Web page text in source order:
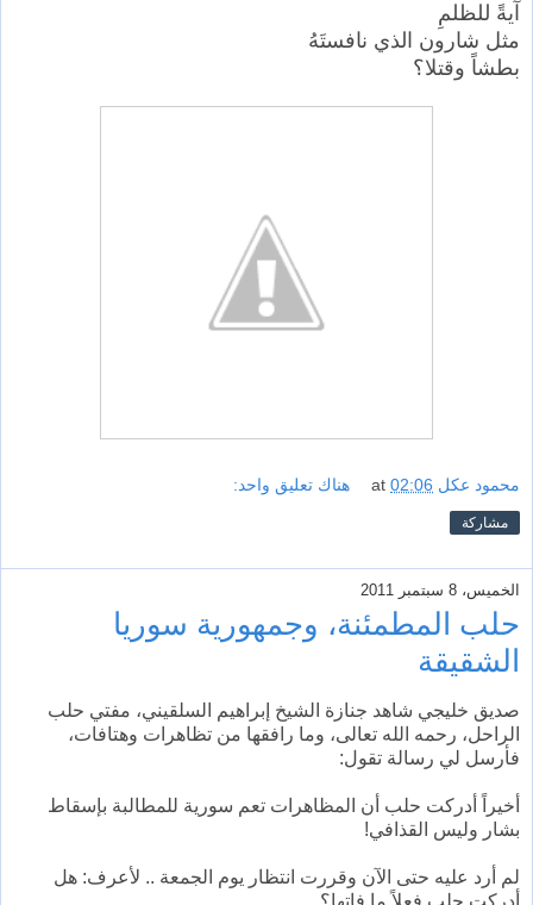
آيةً للظلمِ
مثل شارون الذي نافستَهُ
بطشاً وقتلا؟
محمود عكل at 02:06 هناك تعليق واحد:
مشاركة
الخميس، 8 سبتمبر 2011
حلب المطمئنة، وجمهورية سوريا
الشقيقة
صديق خليجي شاهد جنازة الشيخ إبراهيم السلقيني، مفتي حلب
الراحل، رحمه الله تعالى، وما رافقها من تظاهرات وهتافات،
فأرسل لي رسالة تقول:
أخيراً أدركت حلب أن المظاهرات تعم سورية للمطالبة بإسقاط
بشار وليس القذافي!
لم أرد عليه حتى الآن وقررت انتظار يوم الجمعة .. لأعرف: هل
أدركت حلب فعلاً ما فاتها؟